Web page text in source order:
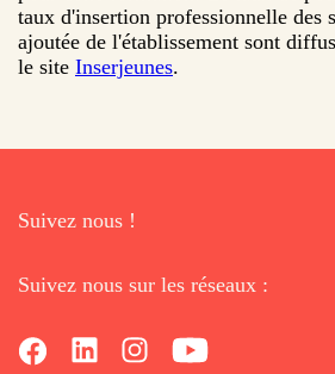
taux d'insertion professionnelle des
ajoutée de l'établissement sont
le site Inserjeunes.
Suivez nous !
Suivez nous sur les réseaux :